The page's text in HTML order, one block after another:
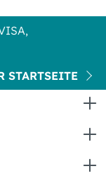
STARTSEITE